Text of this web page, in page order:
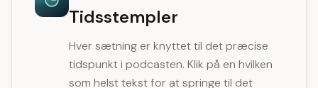
Tidsstempler
Hver sætning er knyttet til det præcise
tidspunkt i podcasten. Klik på en hvilken
som helst tekst for at springe til det